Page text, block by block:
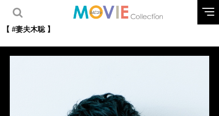
【 #妻夫木聡 】